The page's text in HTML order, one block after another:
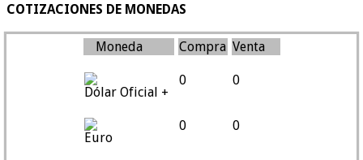
COTIZACIONES DE MONEDAS
Moneda Compra Venta
Dólar Oficial +
0 0
Euro
0 0